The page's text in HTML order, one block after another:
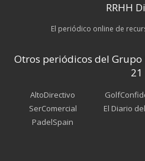
RRHH
El periódico online de
Otros periódicos del
21
AltoDirectivo
SerComercial
PadelSpain
El Diario